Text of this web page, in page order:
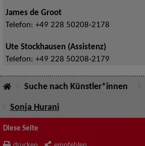
James de Groot
Telefon: +49 228 50208-2178
Ute Stockhausen (Assistenz)
Telefon: +49 228 50208-2179
Suche nach Künstler*innen
Sonja Hurani
Diese Seite